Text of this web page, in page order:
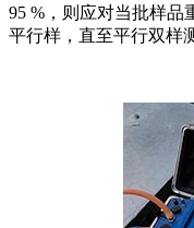
95 %，则应对当批样品
平行样，直至平行双样